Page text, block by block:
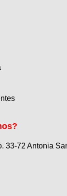
33-72 Antonia